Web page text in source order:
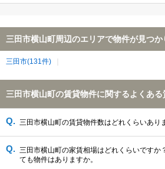
三田市横山町周辺のエリアで物件が見つか
三田市(131件)
三田市横山町の賃貸物件に関するよくある
三田市横山町の賃貸物件数はどれくらいあり
三田市横山町の家賃相場はどれくらいですか
ても物件はありますか。